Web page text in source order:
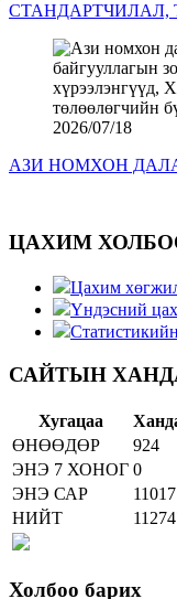
2026/07/18
АЗИ НОМХОН
ЦАХИМ
Цахим
Үндэсний
САЙТЫН
Хугацаа
ӨНӨӨДӨР
924
ЭНЭ 7 ХОНОГ 0
ЭНЭ САР
11017
НИЙТ
Холбоо барих